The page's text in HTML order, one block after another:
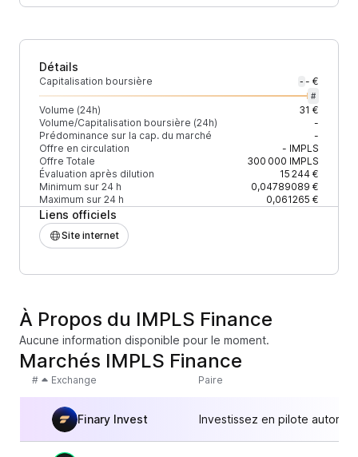
Détails
Capitalisation boursière - - €
#
Volume (24h)
31 €
Volume/Capitalisation boursière (24h)
-
Prédominance sur la cap. du marché
-
Offre en circulation
- IMPLS
Offre Totale
300 000 IMPLS
Évaluation après dilution
15 244 €
Minimum sur 24 h
0,04789089 €
Maximum sur 24 h
0,061265 €
Liens officiels
Site internet
À Propos du IMPLS Finance
Aucune information disponible pour le moment.
Marchés IMPLS Finance
# Exchange Paire
Finary Invest Investissez en pilote